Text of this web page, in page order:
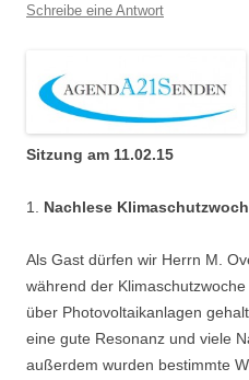
Schreibe eine Antwort
Sitzung am 11.02.15
1. Nachlese
Als Gast dürfen wir Herrn M.
während der
über Photovoltaikanlagen
eine gute Resonanz und viele
außerdem wurden bestimmte